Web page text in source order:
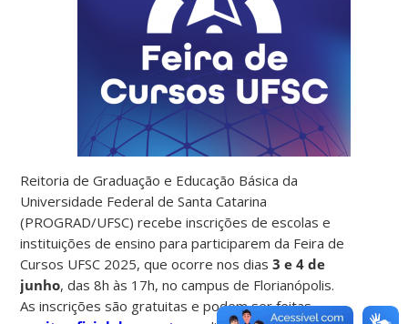
Reitoria de Graduação e Educação Básica da
Universidade Federal de Santa Catarina
(PROGRAD/UFSC) recebe inscrições de escolas e
instituições de ensino para participarem da Feira de
Cursos UFSC 2025, que ocorre nos dias 3 e 4 de
junho, das 8h às 17h, no campus de Florianópolis.
As inscrições são gratuitas e podem ser feitas